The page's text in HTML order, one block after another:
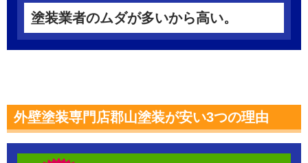
塗装業者のムダが多いから高い。
外壁塗装専門店郡山塗装が安い3つの理由